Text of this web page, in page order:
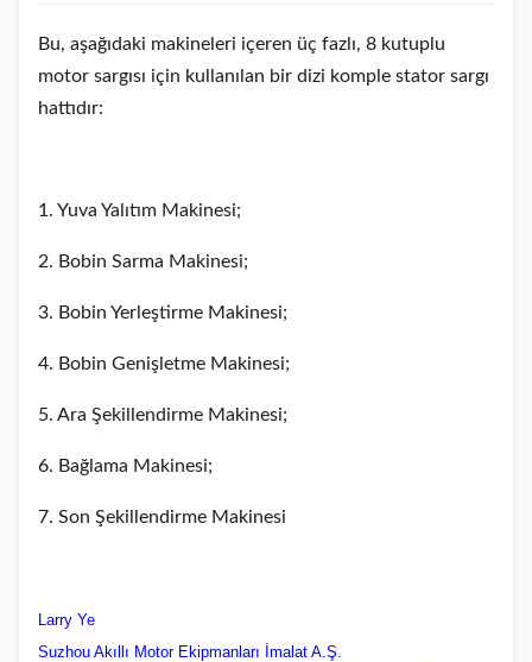
Bu, aşağıdaki makineleri içeren üç fazlı, 8 kutuplu
motor sargısı için kullanılan bir dizi komple stator sargı
hattıdır:
1. Yuva Yalıtım Makinesi;
2. Bobin Sarma Makinesi;
3. Bobin Yerleştirme Makinesi;
4. Bobin Genişletme Makinesi;
5. Ara Şekillendirme Makinesi;
6. Bağlama Makinesi;
7. Son Şekillendirme Makinesi
Larry Ye
Suzhou Akıllı Motor Ekipmanları İmalat A.Ş.